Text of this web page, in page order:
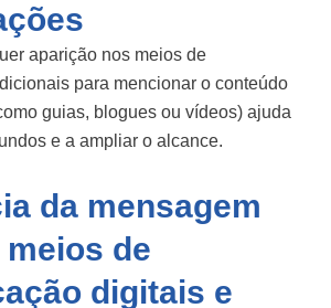
aparição nos meios de
para mencionar o conteúdo
guias, blogues ou vídeos) ajuda
e a ampliar o alcance.
da mensagem
de
digitais e